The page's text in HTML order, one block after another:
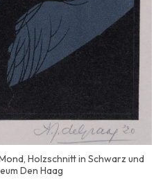
Holzschnitt in Schwarz und
Den Haag